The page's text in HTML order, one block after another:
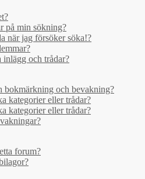
på min sökning?
när jag försöker söka!?
och trådar?
bokmärkning och bevakning?
kategorier eller trådar?
kategorier eller trådar?
forum?